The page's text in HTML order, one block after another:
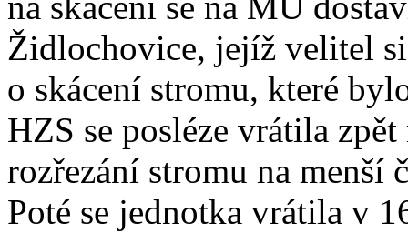
Židlochovice, jejíž velitel
o skácení stromu, které
HZS se posléze vrátila
rozřezání stromu na menší
Poté se jednotka vrátila v